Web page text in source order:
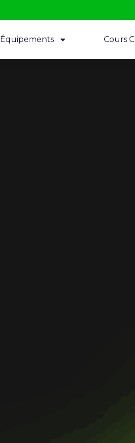
Équipements Cours